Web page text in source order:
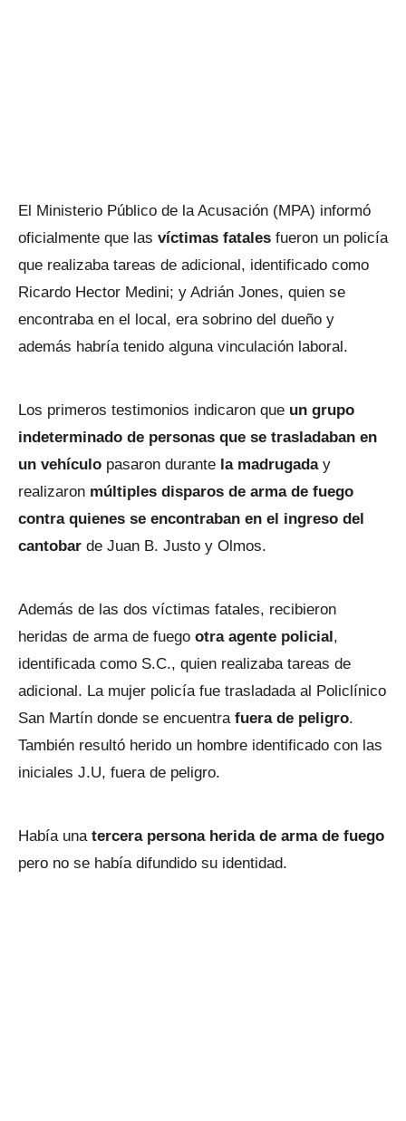
El Ministerio Público de la Acusación (MPA) informó
oficialmente que las víctimas fatales fueron un policía
que realizaba tareas de adicional, identificado como
Ricardo Hector Medini; y Adrián Jones, quien se
encontraba en el local, era sobrino del dueño y
además habría tenido alguna vinculación laboral.
Los primeros testimonios indicaron que un grupo
indeterminado de personas que se trasladaban en
un vehículo pasaron durante la madrugaday
realizaron múltiples disparos de arma de fuego
contra quienes se encontraban en el ingreso del
cantobar de Juan B. Justo y Olmos.
Además de las dos víctimas fatales, recibieron
heridas de arma de fuego otra agente policial ,
identificada como S.C., quien realizaba tareas de
adicional. La mujer policía fue trasladada al Policlínico
San Martín donde se encuentra fuera de peligro.
También resultó herido un hombre identificado con las
iniciales J.U, fuera de peligro.
Había una tercera persona herida de arma de fuego
pero no se había difundido su identidad.